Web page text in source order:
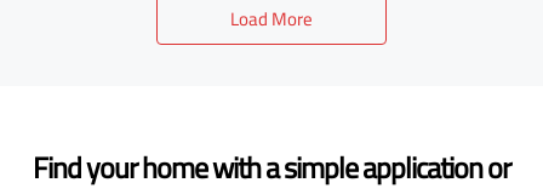
Load More
Find your home with a simple application or